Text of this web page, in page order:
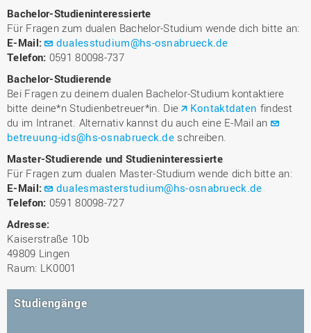
Bachelor-Studieninteressierte
Für Fragen zum dualen Bachelor-Studium wende dich bitte an:
E-Mail:
dualesstudium@hs-osnabrueck.de
Telefon: 0591 80098-737
Bachelor-Studierende
Bei Fragen zu deinem dualen Bachelor-Studium kontaktiere
bitte deine*n Studienbetreuer*in. Die
Kontaktdaten findest
du im Intranet. Alternativ kannst du auch eine E-Mail an
betreuung-ids@hs-osnabrueck.de schreiben.
Master-Studierende und Studieninteressierte
Für Fragen zum dualen Master-Studium wende dich bitte an:
E-Mail:
dualesmasterstudium@hs-osnabrueck.de
Telefon: 0591 80098-727
Adresse:
Kaiserstraße 10b
49809 Lingen
Raum: LK0001
Studiengänge